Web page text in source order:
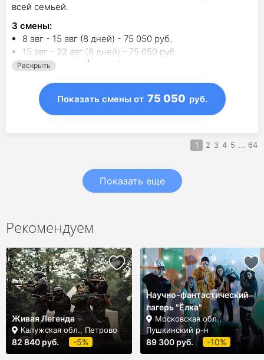
всей семьей.
3 смены:
8 авг - 15 авг (8 дней) - 75 050 руб.
15 авг - 22 авг (8 дней) - 75 050 руб.
22 авг - 29 авг (8 дней) - 75 050 руб.
Раскрыть
Показать смены от 75 050 руб.
1 2 3 4 5 ... 64
Показать еще
Рекомендуем
Живая Легенда
Калужская обл., Петрово
82 840 руб. -5%
Научно-фантастический
лагерь "Ëлка"
Московская обл.,
Пушкинский р-н
89 300 руб. -10%